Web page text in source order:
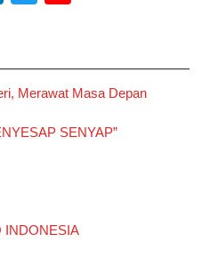
k
e
d
t
t
e
T
u
b
Merawat Masa Depan
SENYAP”
INDONESIA